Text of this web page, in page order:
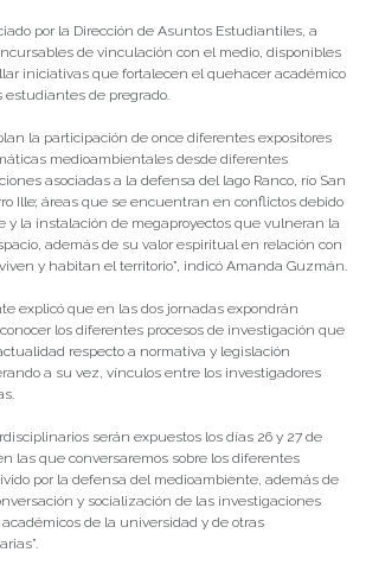
por la Dirección de Asuntos Estudiantiles, a
de vinculación con el medio, disponibles
iniciativas que fortalecen el quehacer académico
estudiantes de pregrado.
la participación de once diferentes expositores
medioambientales desde diferentes
asociadas a la defensa del lago Ranco, río San
Ille; áreas que se encuentran en conflictos debido
y la instalación de megaproyectos que vulneran la
además de su valor espiritual en relación con
y habitan el territorio”, indicó Amanda Guzmán.
explicó que en las dos jornadas expondrán
los diferentes procesos de investigación que
respecto a normativa y legislación
a su vez, vínculos entre los investigadores
serán expuestos los días 26 y 27 de
las que conversaremos sobre los diferentes
por la defensa del medioambiente, además de
y socialización de las investigaciones
académicos de la universidad y de otras